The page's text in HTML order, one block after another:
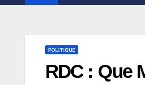
POLITIQUE
RDC : Que